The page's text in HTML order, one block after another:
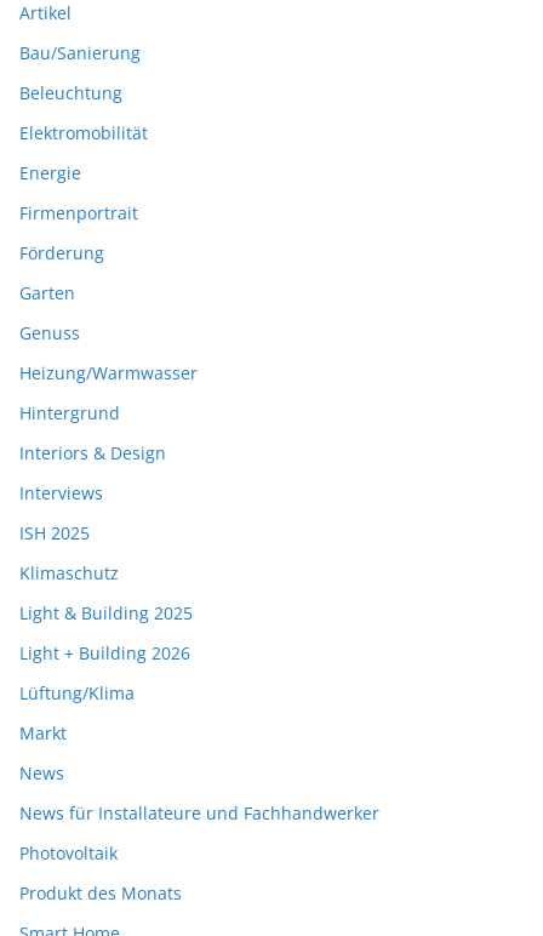
Artikel
Bau/Sanierung
Beleuchtung
Elektromobilität
Energie
Firmenportrait
Förderung
Garten
Genuss
Heizung/Warmwasser
Hintergrund
Interiors & Design
Interviews
ISH 2025
Klimaschutz
Light & Building 2025
Light + Building 2026
Lüftung/Klima
Markt
News
News für Installateure und Fachhandwerker
Photovoltaik
Produkt des Monats